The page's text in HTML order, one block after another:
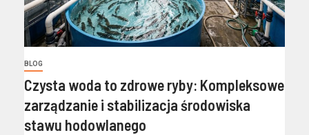
BLOG
Czysta woda to zdrowe ryby: Kompleksowe
zarządzanie i stabilizacja środowiska
stawu hodowlanego